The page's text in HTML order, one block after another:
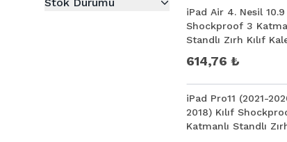
iPad Air 4. Nesil 10.9
Shockproof 3
Standlı Zırh Kılıf
614,76 ₺
iPad Pro11 (2021-
2018) Kılıf
Katmanlı Standlı